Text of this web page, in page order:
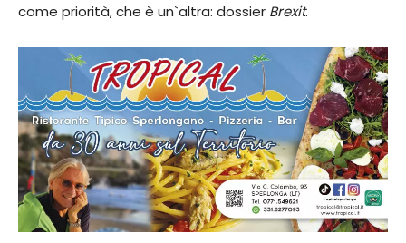
come priorità, che è un`altra: dossier Brexit.